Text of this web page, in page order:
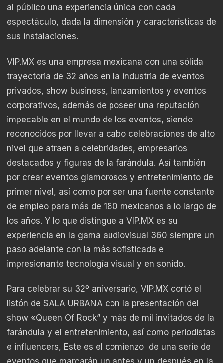
al público una experiencia única con cada
espectáculo, dada la dimensión y características de
sus instalaciones.
VIP.MX es una empresa mexicana con una sólida
trayectoria de 32 años en la industria de eventos
privados, show business, lanzamientos y eventos
corporativos, además de poseer una reputación
impecable en el mundo de los eventos, siendo
reconocidos por llevar a cabo celebraciones de alto
nivel que atraen a celebridades, empresarios
destacados y figuras de la farándula. Así también
por crear eventos glamorosos y entretenimiento de
primer nivel, así como por ser una fuente constante
de empleo para más de 180 mexicanos a lo largo de
los años. Y lo que distingue a VIP.MX es su
experiencia en la gama audiovisual 360 siempre un
paso adelante con la más sofisticada e
impresionante tecnología visual y en sonido.
Para celebrar su 32º aniversario, VIP.MX cortó el
listón de SALA URBANA con la presentación del
show «Queen Of Rock” y más de mil invitados de la
farándula y el entretenimiento, así como periodistas
e influencers, Este es el comienzo de una serie de
eventos que marcarán un antes y un después en la